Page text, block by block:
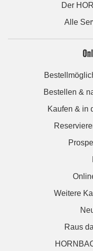
Der
Alle
Bestellen &
Kaufen & in
Weitere
Raus